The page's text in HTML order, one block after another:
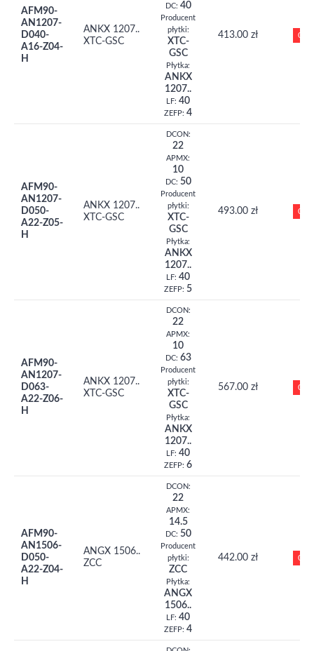
AFM90-
AN1207-
D040-
A16-Z04-
H
ANKX 1207..
XTC-GSC
DC: 40
Producent
płytki:
XTC-
GSC
Płytka:
ANKX
1207..
LF: 40
ZEFP: 4
413.00 zł 0
AFM90-
AN1207-
D050-
A22-Z05-
H
ANKX 1207..
XTC-GSC
DCON:
22
APMX:
10
DC: 50
Producent
płytki:
XTC-
GSC
Płytka:
ANKX
1207..
LF: 40
ZEFP: 5
493.00 zł 0
AFM90-
AN1207-
D063-
A22-Z06-
H
ANKX 1207..
XTC-GSC
DCON:
22
APMX:
10
DC: 63
Producent
płytki:
XTC-
GSC
Płytka:
ANKX
1207..
LF: 40
ZEFP: 6
567.00 zł 0
AFM90-
AN1506-
D050-
A22-Z04-
H
ANGX 1506..
ZCC
DCON:
22
APMX:
14.5
DC: 50
Producent
płytki:
ZCC
Płytka:
ANGX
1506..
LF: 40
ZEFP: 4
442.00 zł 0